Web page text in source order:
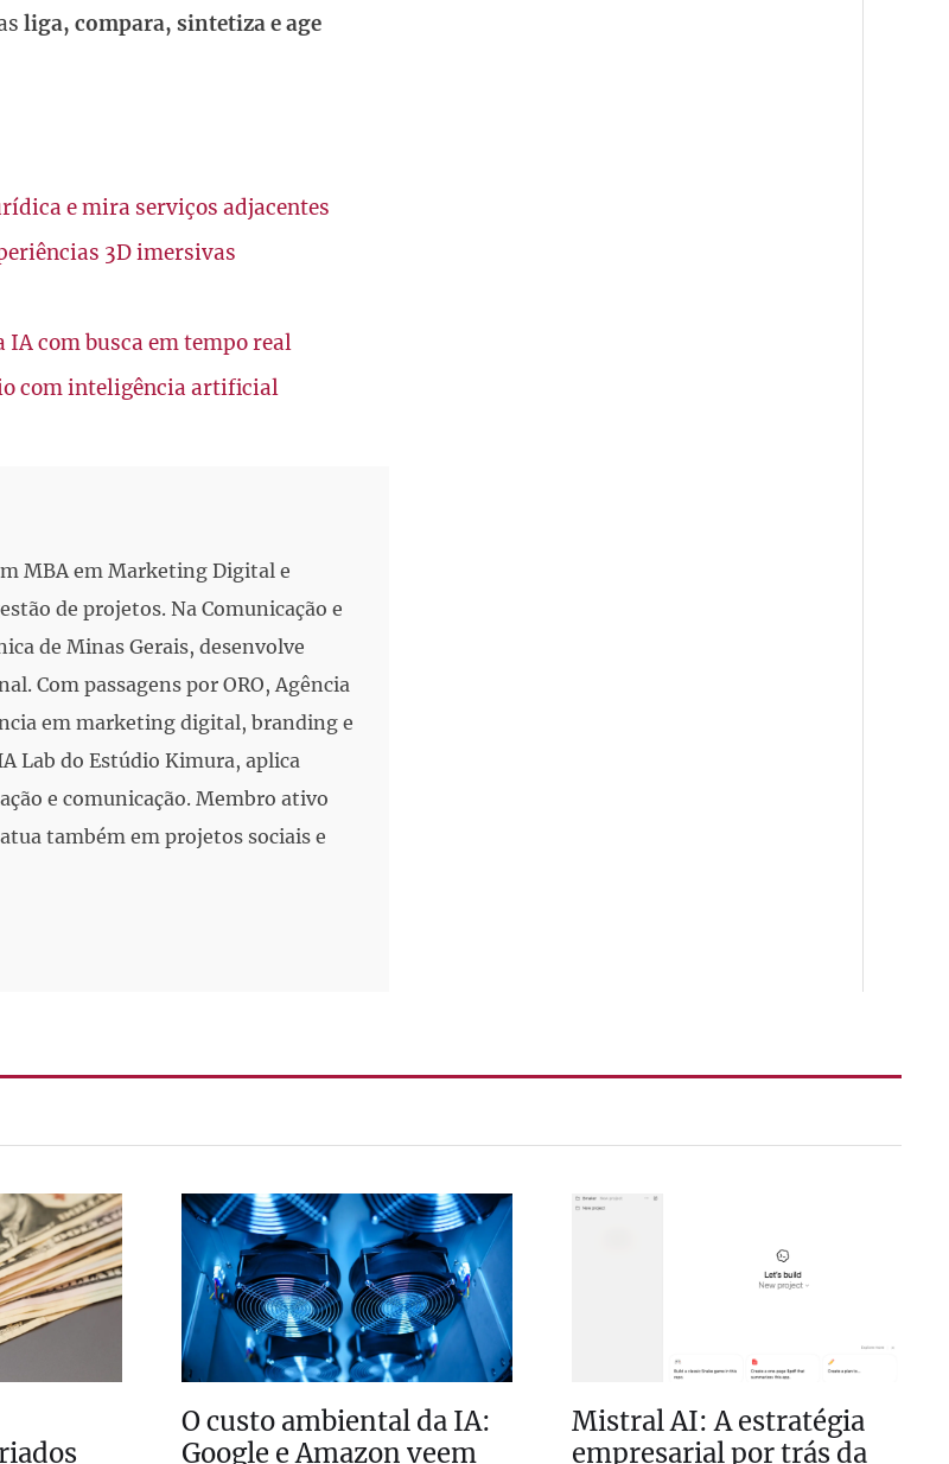
liga, compara, sintetiza e age
e mira serviços adjacentes
3D imersivas
IA com busca em tempo real
com inteligência artificial
MBA em Marketing Digital e
de projetos. Na Comunicação e
de Minas Gerais, desenvolve
Com passagens por ORO, Agência
em marketing digital, branding e
Lab do Estúdio Kimura, aplica
e comunicação. Membro ativo
também em projetos sociais e
O custo ambiental da IA:
Google e Amazon veem
Mistral AI: A estratégia
empresarial por trás da